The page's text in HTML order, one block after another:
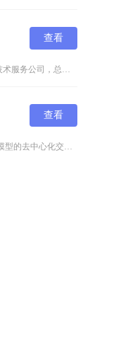
查看
Viabtc是一家成立于2016年的综合性区块链技术服务公司，总部位于中国，主要业务涵盖矿
查看
ShadowSwap是一个基于自动做市商(AMM)模型的去中心化交易所，成立于2023年，